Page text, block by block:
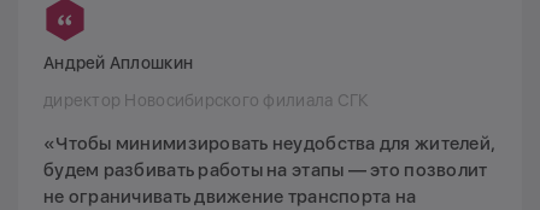
Андрей Аплошкин
директор Новосибирского филиала СГК
«Чтобы минимизировать неудобства для жителей,
будем разбивать работы на этапы — это позволит
не ограничивать движение транспорта на